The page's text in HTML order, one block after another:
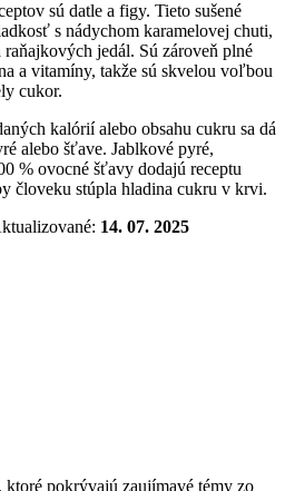
sú datle a figy. Tieto sušené
s nádychom karamelovej chuti,
jedál. Sú zároveň plné
a vitamíny, takže sú skvelou voľbou
cukor.
kalórií alebo obsahu cukru sa dá
alebo šťave. Jablkové pyré,
% ovocné šťavy dodajú receptu
človeku stúpla hladina cukru v krvi.
14. 07. 2025
ktoré pokrývajú zaujímavé témy zo